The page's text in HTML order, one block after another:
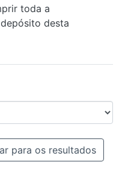
toda a
desta
para os resultados